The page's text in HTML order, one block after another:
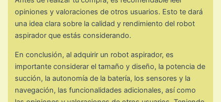
opiniones y valoraciones de otros usuarios. Esto te dará
una idea clara sobre la calidad y rendimiento del robot
aspirador que estás considerando.
En conclusión, al adquirir un robot aspirador, es
importante considerar el tamaño y diseño, la potencia de
succión, la autonomía de la batería, los sensores y la
navegación, las funcionalidades adicionales, así como